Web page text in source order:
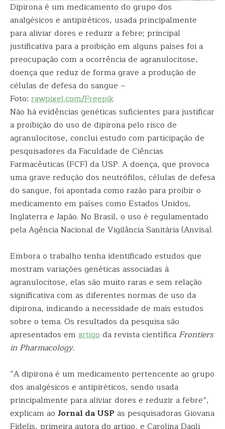
Dipirona é um medicamento do grupo dos
analgésicos e antipiréticos, usada principalmente
para aliviar dores e reduzir a febre; principal
justificativa para a proibição em alguns países foi a
preocupação com a ocorrência de agranulocitose,
doença que reduz de forma grave a produção de
células de defesa do sangue –
Foto: rawpixel.com/Freepik
Não há evidências genéticas suficientes para justificar
a proibição do uso de dipirona pelo risco de
agranulocitose, conclui estudo com participação de
pesquisadores da Faculdade de Ciências
Farmacêuticas (FCF) da USP. A doença, que provoca
uma grave redução dos neutrófilos, células de defesa
do sangue, foi apontada como razão para proibir o
medicamento em países como Estados Unidos,
Inglaterra e Japão. No Brasil, o uso é regulamentado
pela Agência Nacional de Vigilância Sanitária (Anvisa).
Embora o trabalho tenha identificado estudos que
mostram variações genéticas associadas à
agranulocitose, elas são muito raras e sem relação
significativa com as diferentes normas de uso da
dipirona, indicando a necessidade de mais estudos
sobre o tema. Os resultados da pesquisa são
apresentados em artigoda revista científica Frontiers
in Pharmacology.
“A dipirona é um medicamento pertencente ao grupo
dos analgésicos e antipiréticos, sendo usada
principalmente para aliviar dores e reduzir a febre”,
explicam ao Jornal da USPas pesquisadoras Giovana